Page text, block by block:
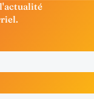
l'actualité